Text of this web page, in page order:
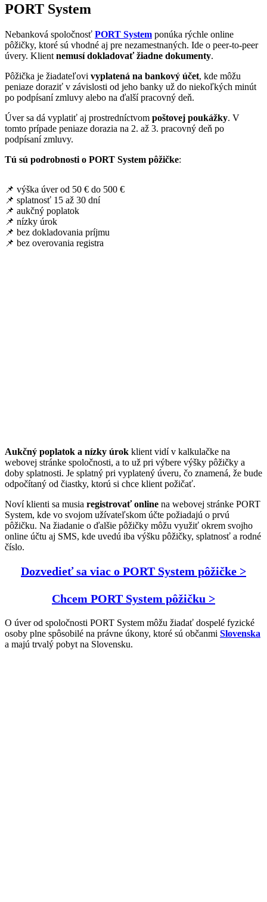
PORT System
Nebanková spoločnosť PORT System ponúka rýchle online
pôžičky, ktoré sú vhodné aj pre nezamestnaných. Ide o peer-to-peer
úvery. Klient nemusí dokladovať žiadne dokumenty.
Pôžička je žiadateľovi vyplatená na bankový účet, kde môžu
peniaze doraziť v závislosti od jeho banky už do niekoľkých minút
po podpísaní zmluvy alebo na ďalší pracovný deň.
Úver sa dá vyplatiť aj prostredníctvom poštovej poukážky. V
tomto prípade peniaze dorazia na 2. až 3. pracovný deň po
podpísaní zmluvy.
Tú sú podrobnosti o PORT System pôžičke:
📌 výška úver od 50 € do 500 €
📌 splatnosť 15 až 30 dní
📌 aukčný poplatok
📌 nízky úrok
📌 bez dokladovania príjmu
📌 bez overovania registra
Aukčný poplatok a nízky úrok klient vidí v kalkulačke na
webovej stránke spoločnosti, a to už pri výbere výšky pôžičky a
doby splatnosti. Je splatný pri vyplatený úveru, čo znamená, že bude
odpočítaný od čiastky, ktorú si chce klient požičať.
Noví klienti sa musia registrovať online na webovej stránke PORT
System, kde vo svojom užívateľskom účte požiadajú o prvú
pôžičku. Na žiadanie o ďalšie pôžičky môžu využiť okrem svojho
online účtu aj SMS, kde uvedú iba výšku pôžičky, splatnosť a rodné
číslo.
Dozvedieť sa viac o PORT System pôžičke >
Chcem PORT System pôžičku >
O úver od spoločnosti PORT System môžu žiadať dospelé fyzické
osoby plne spôsobilé na právne úkony, ktoré sú občanmi Slovenska
a majú trvalý pobyt na Slovensku.